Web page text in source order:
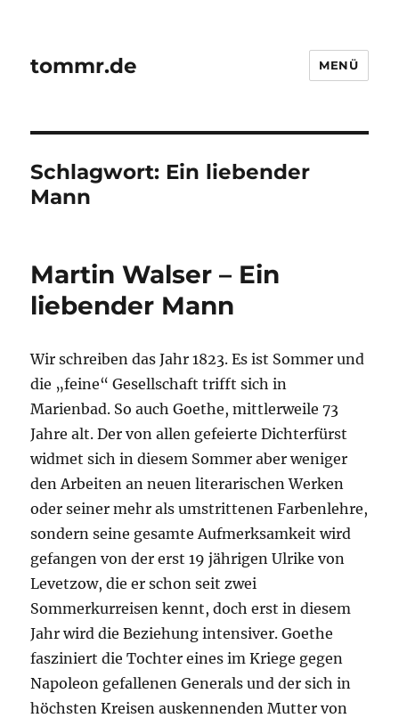
tommr.de MENÜ
Schlagwort: Ein liebender
Mann
Martin Walser – Ein
liebender Mann
Wir schreiben das Jahr 1823. Es ist Sommer und
die „feine“ Gesellschaft trifft sich in
Marienbad. So auch Goethe, mittlerweile 73
Jahre alt. Der von allen gefeierte Dichterfürst
widmet sich in diesem Sommer aber weniger
den Arbeiten an neuen literarischen Werken
oder seiner mehr als umstrittenen Farbenlehre,
sondern seine gesamte Aufmerksamkeit wird
gefangen von der erst 19 jährigen Ulrike von
Levetzow, die er schon seit zwei
Sommerkurreisen kennt, doch erst in diesem
Jahr wird die Beziehung intensiver. Goethe
fasziniert die Tochter eines im Kriege gegen
Napoleon gefallenen Generals und der sich in
höchsten Kreisen auskennenden Mutter von